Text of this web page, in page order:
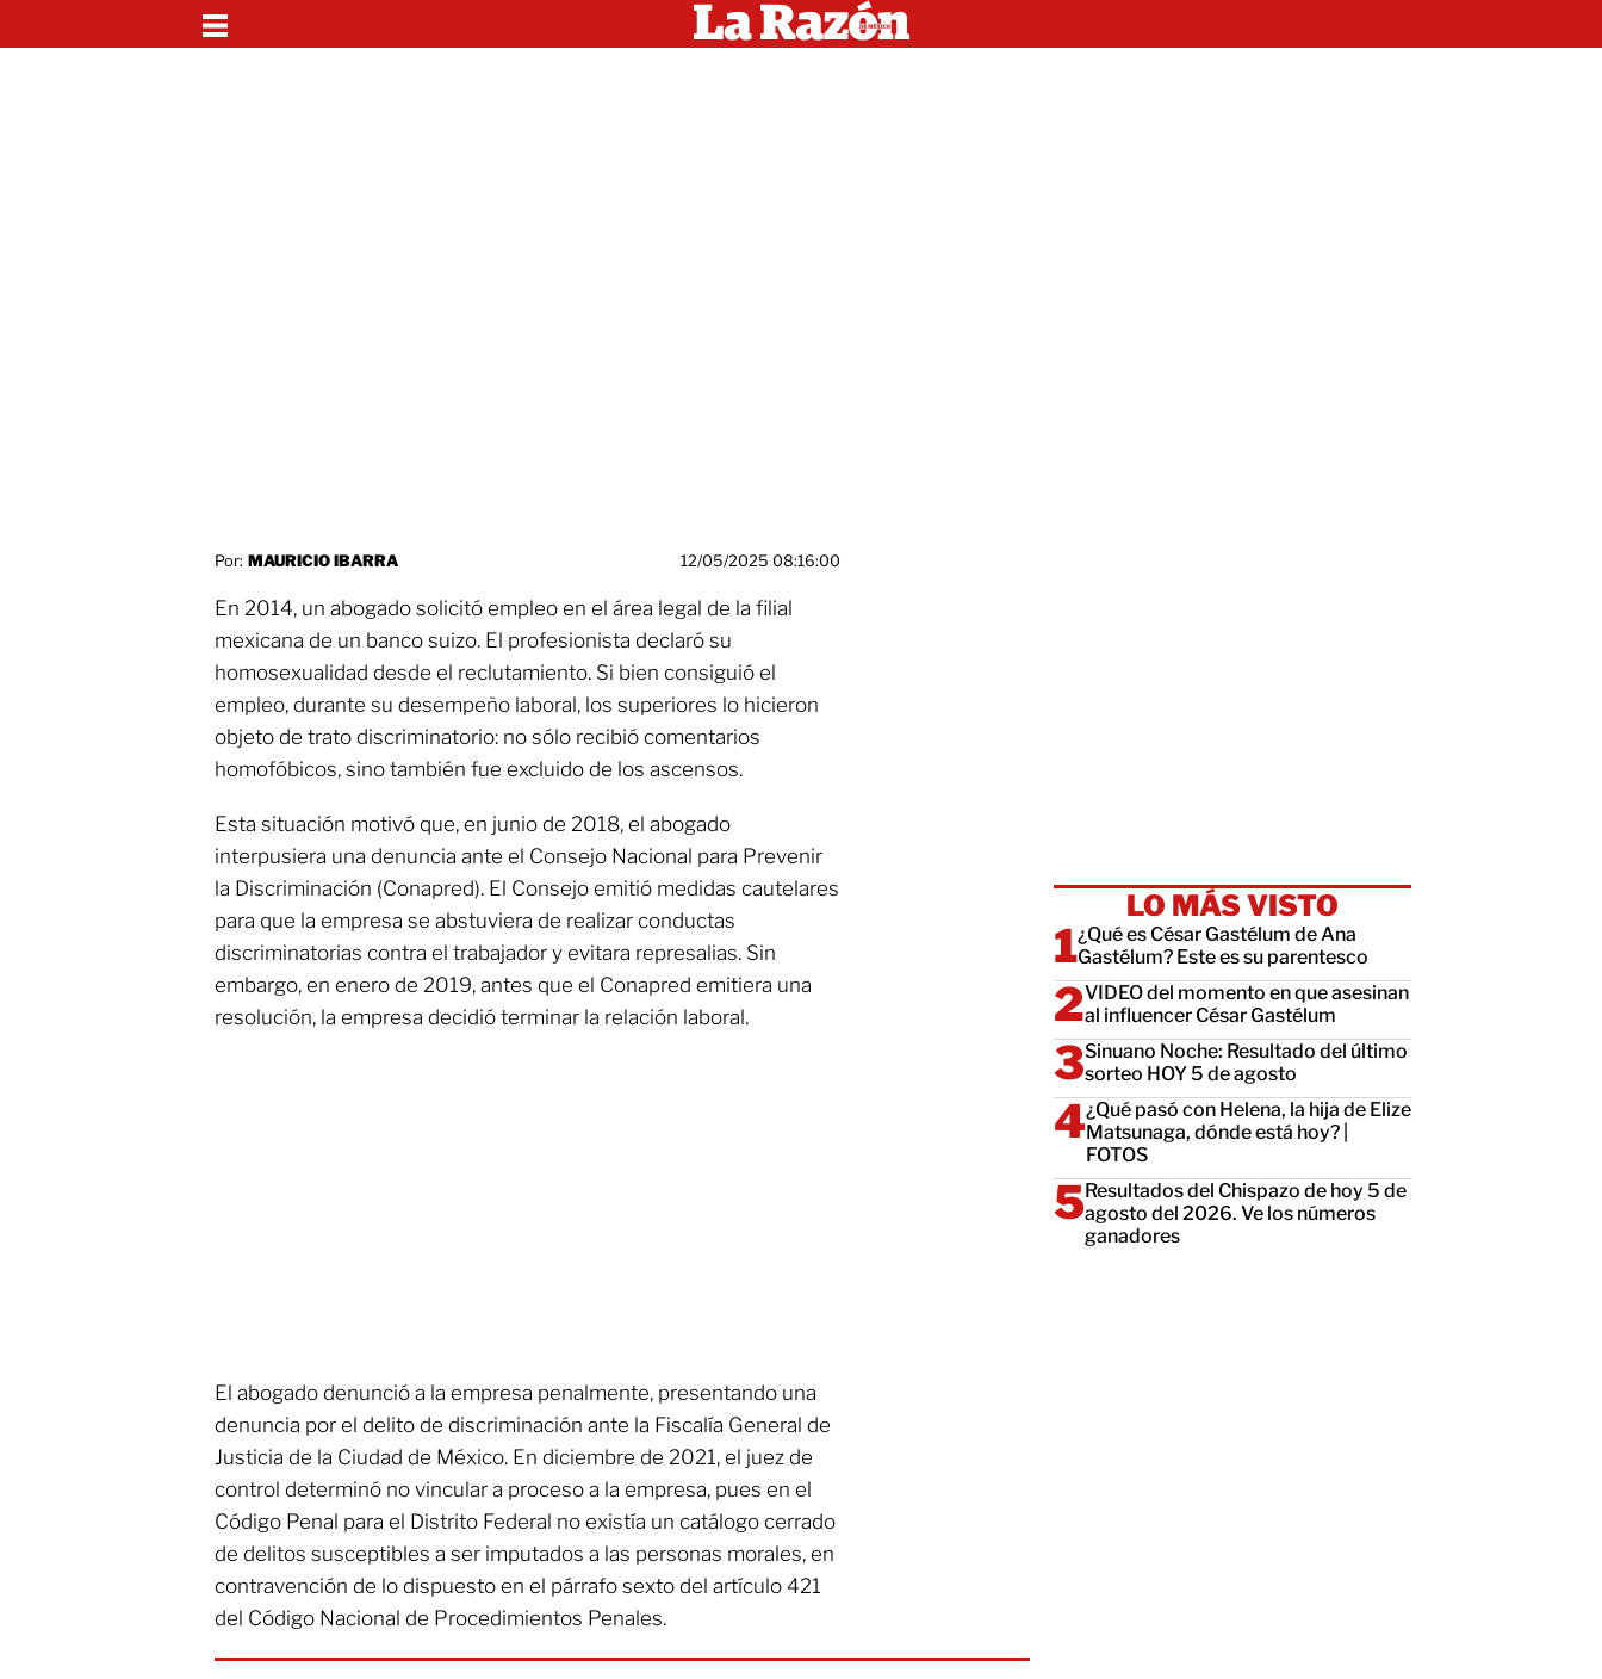
Por: MAURICIO IBARRA 12/05/2025 08:16:00
En 2014, un abogado solicitó empleo en el área legal de la filial
mexicana de un banco suizo. El profesionista declaró su
homosexualidad desde el reclutamiento. Si bien consiguió el
empleo, durante su desempeño laboral, los superiores lo hicieron
objeto de trato discriminatorio: no sólo recibió comentarios
homofóbicos, sino también fue excluido de los ascensos.
Esta situación motivó que, en junio de 2018, el abogado
interpusiera una denuncia ante el Consejo Nacional para Prevenir
la Discriminación (Conapred). El Consejo emitió medidas cautelares
para que la empresa se abstuviera de realizar conductas
discriminatorias contra el trabajador y evitara represalias. Sin
embargo, en enero de 2019, antes que el Conapred emitiera una
resolución, la empresa decidió terminar la relación laboral.
El abogado denunció a la empresa penalmente, presentando una
denuncia por el delito de discriminación ante la Fiscalía General de
Justicia de la Ciudad de México. En diciembre de 2021, el juez de
control determinó no vincular a proceso a la empresa, pues en el
Código Penal para el Distrito Federal no existía un catálogo cerrado
de delitos susceptibles a ser imputados a las personas morales, en
contravención de lo dispuesto en el párrafo sexto del artículo 421
del Código Nacional de Procedimientos Penales.
LO MÁS VISTO
¿Qué es César Gastélum de Ana
Gastélum? Este es su parentesco
VIDEO del momento en que asesinan
al influencer César Gastélum
Sinuano Noche: Resultado del último
sorteo HOY 5 de agosto
¿Qué pasó con Helena, la hija de Elize
Matsunaga, dónde está hoy? |
FOTOS
Resultados del Chispazo de hoy 5 de
agosto del 2026. Ve los números
ganadores